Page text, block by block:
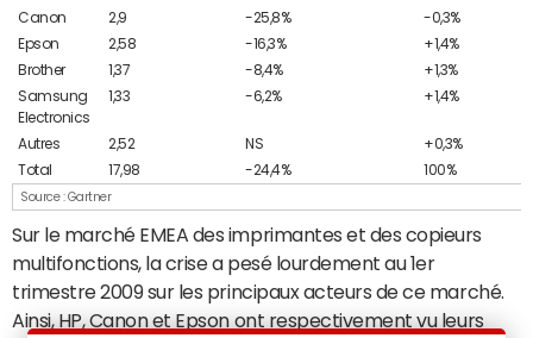
Source : Gartner
Canon
2,9 -25,8%
-0,3%
Epson
2,58 -16,3%
+1,4%
Brother
1,37 -8,4%
+1,3%
Samsung
Electronics
1,33 -6,2% +1,4%
Autres 2,52 NS
+0,3%
Total
17,98 -24,4% 100%
Sur le marché EMEA des imprimantes et des copieurs
multifonctions, la crise a pesé lourdement au 1er
trimestre 2009 sur les principaux acteurs de ce marché.
Ainsi, HP, Canon et Epson ont respectivement vu leurs